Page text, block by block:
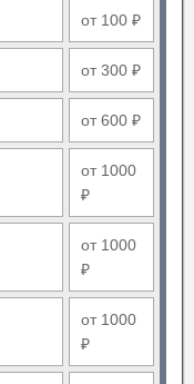
от 100 ₽
от 300 ₽
от 600 ₽
от 1000
₽
от 1000
₽
от 1000
₽